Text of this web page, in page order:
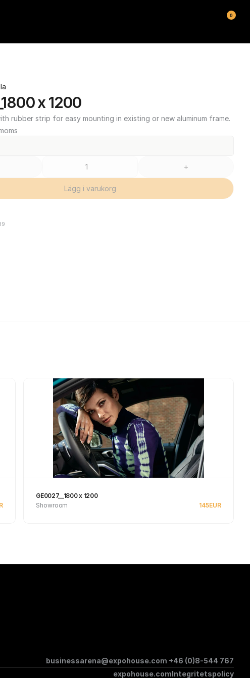
x 1200
rubber strip for easy mounting in existing or new aluminum frame.
+
Lägg i varukorg
GE0027__1800 x 1200
Showroom
145EUR
businessarena@expohouse.com +46 (0)8-544 767
expohouse.comIntegritetspolicy
0